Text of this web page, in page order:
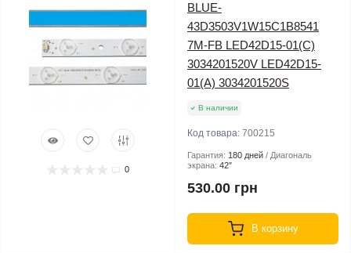
0
BLUE-
43D3503V1W15C1B8541
7M-FB LED42D15-01(C)
3034201520V LED42D15-
01(A) 3034201520S
В наличии
Код товара: 700215
Гарантия: 180 дней
Диагональ
экрана: 42″
530.00 грн
В корзину